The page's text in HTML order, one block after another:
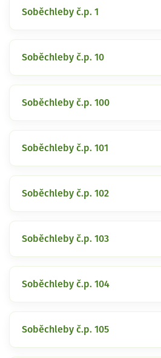
Soběchleby č.p. 1
Soběchleby č.p. 10
Soběchleby č.p. 100
Soběchleby č.p. 101
Soběchleby č.p. 102
Soběchleby č.p. 103
Soběchleby č.p. 104
Soběchleby č.p. 105